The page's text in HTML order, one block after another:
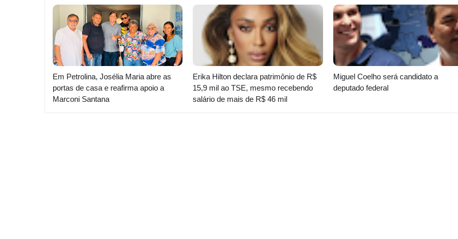
Em Petrolina, Josélia Maria abre as
portas de casa e reafirma apoio a
Marconi Santana
Erika Hilton declara patrimônio de R$
15,9 mil ao TSE, mesmo recebendo
salário de mais de R$ 46 mil
Miguel Coelho será candidato a
deputado federal